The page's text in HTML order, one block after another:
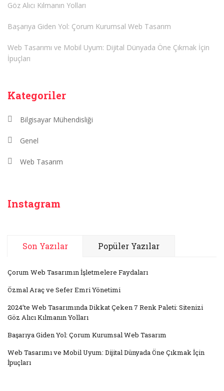
Göz Alıcı Kılmanın Yolları
Başarıya Giden Yol: Çorum Kurumsal Web Tasarım
Web Tasarımı ve Mobil Uyum: Dijital Dünyada Öne Çıkmak İçin
İpuçları
Kategoriler
Bilgisayar Mühendisliği
Genel
Web Tasarım
Instagram
Son Yazılar Popüler Yazılar
Çorum Web Tasarımın İşletmelere Faydaları
Özmal Araç ve Sefer Emri Yönetimi
2024’te Web Tasarımında Dikkat Çeken 7 Renk Paleti: Sitenizi
Göz Alıcı Kılmanın Yolları
Başarıya Giden Yol: Çorum Kurumsal Web Tasarım
Web Tasarımı ve Mobil Uyum: Dijital Dünyada Öne Çıkmak İçin
İpuçları